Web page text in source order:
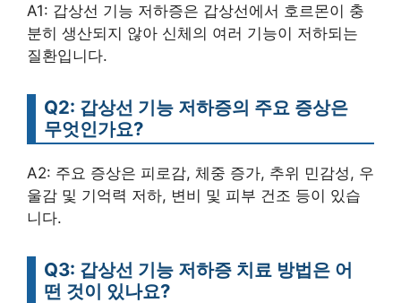
A1: 갑상선 기능 저하증은 갑상선에서 호르몬이 충
분히 생산되지 않아 신체의 여러 기능이 저하되는
질환입니다.
Q2: 갑상선 기능 저하증의 주요 증상은
무엇인가요?
A2: 주요 증상은 피로감, 체중 증가, 추위 민감성, 우
울감 및 기억력 저하, 변비 및 피부 건조 등이 있습
니다.
Q3: 갑상선 기능 저하증 치료 방법은 어
떤 것이 있나요?